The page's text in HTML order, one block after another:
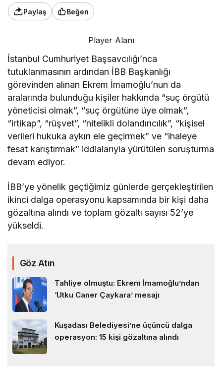
Paylaş Beğen
Player Alanı
İstanbul Cumhuriyet Başsavcılığı’nca
tutuklanmasının ardından İBB Başkanlığı
görevinden alınan Ekrem İmamoğlu’nun da
aralarında bulunduğu kişiler hakkında “suç örgütü
yöneticisi olmak”, “suç örgütüne üye olmak”,
“irtikap”, “rüşvet”, “nitelikli dolandırıcılık”, “kişisel
verileri hukuka aykırı ele geçirmek” ve “ihaleye
fesat karıştırmak” iddialarıyla yürütülen soruşturma
devam ediyor.
İBB’ye yönelik geçtiğimiz günlerde gerçekleştirilen
ikinci dalga operasyonu kapsamında bir kişi daha
gözaltına alındı ve toplam gözaltı sayısı 52’ye
yükseldi.
Göz Atın
Tahliye olmuştu: Ekrem İmamoğlu’ndan
‘Utku Caner Çaykara’ mesajı
Kuşadası Belediyesi’ne üçüncü dalga
operasyon: 15 kişi gözaltına alındı